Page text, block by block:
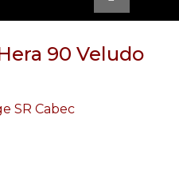
90 Veludo